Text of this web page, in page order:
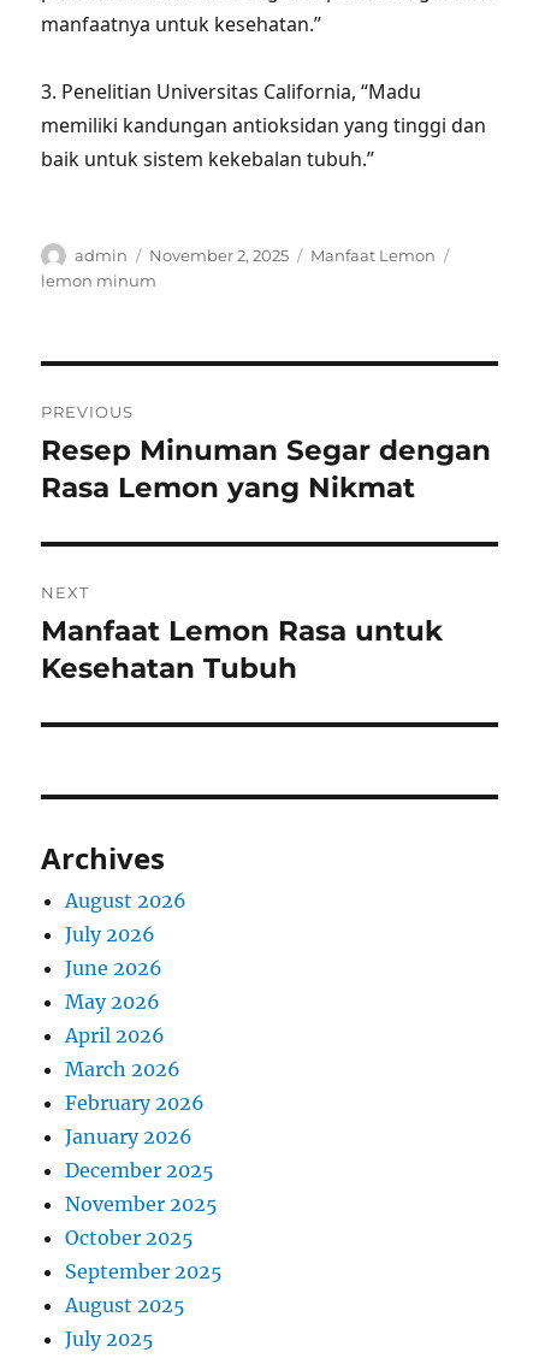
manfaatnya untuk kesehatan.”
3. Penelitian Universitas California, “Madu
memiliki kandungan antioksidan yang tinggi dan
baik untuk sistem kekebalan tubuh.”
Author
admin
Posted
on
November 2, 2025 Categories
Manfaat Lemon
lemon minum
navigation
PREVIOUS
Previous
post:
Resep Minuman Segar dengan
Rasa Lemon yang Nikmat
NEXT
Next
post:
Manfaat Lemon Rasa untuk
Kesehatan Tubuh
Archives
August 2026
July 2026
June 2026
May 2026
April 2026
March 2026
February 2026
January 2026
December 2025
November 2025
October 2025
September 2025
August 2025
July 2025